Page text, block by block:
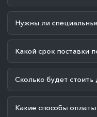
Нужны ли
Какой срок поставки
Сколько будет
Какие способы